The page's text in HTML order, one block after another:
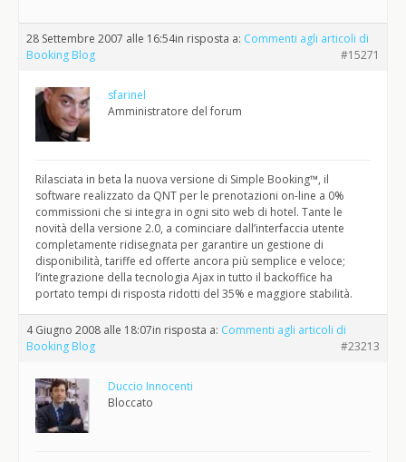
28 Settembre 2007 alle 16:54in risposta a: Commenti agli articoli di
Booking Blog
#15271
sfarinel
Amministratore del forum
Rilasciata in beta la nuova versione di Simple Booking™, il
software realizzato da QNT per le prenotazioni on-line a 0%
commissioni che si integra in ogni sito web di hotel. Tante le
novità della versione 2.0, a cominciare dall’interfaccia utente
completamente ridisegnata per garantire un gestione di
disponibilità, tariffe ed offerte ancora più semplice e veloce;
l’integrazione della tecnologia Ajax in tutto il backoffice ha
portato tempi di risposta ridotti del 35% e maggiore stabilità.
4 Giugno 2008 alle 18:07in risposta a: Commenti agli articoli di
Booking Blog
#23213
Duccio Innocenti
Bloccato